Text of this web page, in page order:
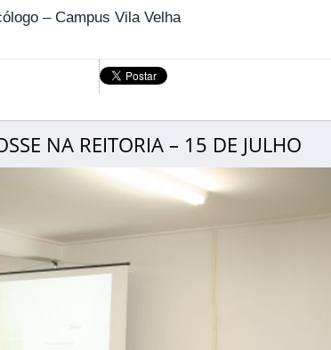
– Campus Vila Velha
NA REITORIA – 15 DE JULHO